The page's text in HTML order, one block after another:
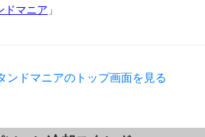
ドマニア 」
ドマニアのトップ画面を見る